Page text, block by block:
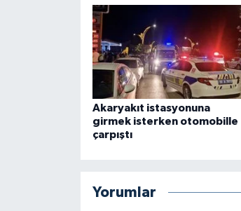
Akaryakıt istasyonuna
girmek isterken otomobille
çarpıştı
Yorumlar